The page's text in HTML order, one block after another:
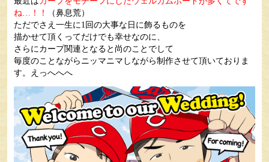
ね…！！
（鼻息荒）
ただでさえ一生に1回の大事な日に飾るものを
描かせて頂くってだけでも幸せなのに、
さらにカープ関連となると尚のことでして
毎度のことながらニッマニマしながら制作させて頂いておりま
す。えっへへへ